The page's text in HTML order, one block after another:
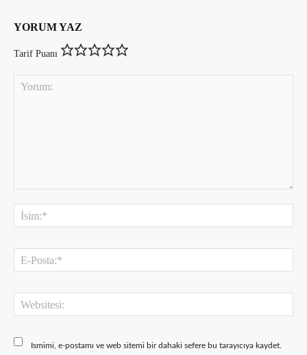
YORUM YAZ
Tarif Puanı
Ismimi, e-postamı ve web sitemi bir dahaki sefere bu tarayıcıya kaydet.